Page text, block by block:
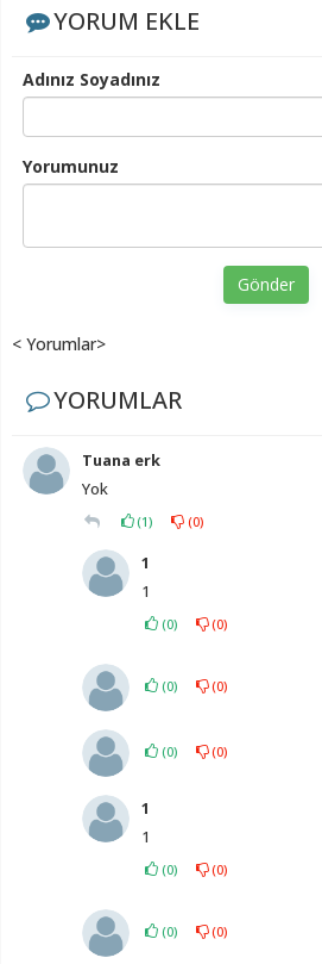
YORUM EKLE
Adınız Soyadınız
Yorumunuz
Gönder
< Yorumlar>
YORUMLAR
Tuana erk
Yok
(1) (0)
1
1
(0) (0)
(0) (0)
(0) (0)
1
1
(0) (0)
(0) (0)